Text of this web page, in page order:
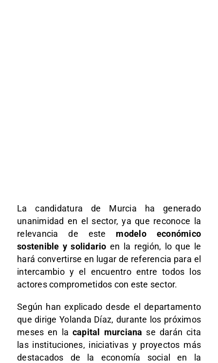
La candidatura de Murcia ha generado
unanimidad en el sector, ya que reconoce la
relevancia de este modelo económico
sostenible y solidario en la región, lo que le
hará convertirse en lugar de referencia para el
intercambio y el encuentro entre todos los
actores comprometidos con este sector.
Según han explicado desde el departamento
que dirige Yolanda Díaz, durante los próximos
meses en la capital murciana se darán cita
las instituciones, iniciativas y proyectos más
destacados de la economía social en la